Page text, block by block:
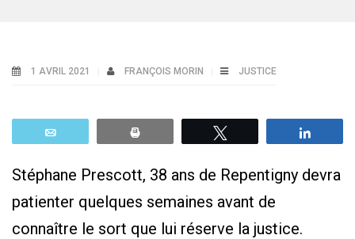
1 AVRIL 2021 FRANÇOIS MORIN JUSTICE
Stéphane Prescott, 38 ans de Repentigny devra
patienter quelques semaines avant de
connaître le sort que lui réserve la justice.